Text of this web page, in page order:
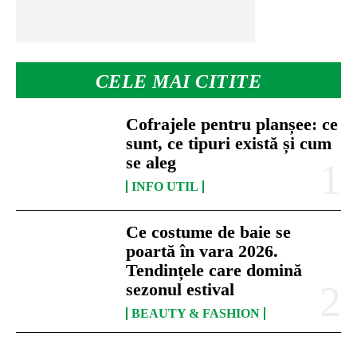
CELE MAI CITITE
Cofrajele pentru planșee: ce
sunt, ce tipuri există și cum
se aleg
INFO UTIL
Ce costume de baie se
poartă în vara 2026.
Tendințele care domină
sezonul estival
BEAUTY & FASHION